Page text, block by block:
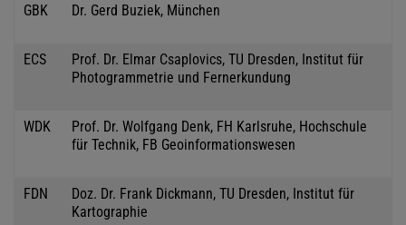
GBK Dr. Gerd Buziek, München
ECS
Prof. Dr. Elmar Csaplovics, TU Dresden, Institut für
Photogrammetrie und Fernerkundung
WDK
Prof. Dr. Wolfgang Denk, FH Karlsruhe, Hochschule
für Technik, FB Geoinformationswesen
FDN
Doz. Dr. Frank Dickmann, TU Dresden, Institut für
Kartographie